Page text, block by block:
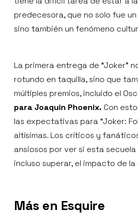
predecesora, que no solo fue
sino también un fenómeno
La primera entrega de “Joker”
rotundo en taquilla, sino que
múltiples premios, incluido el
para Joaquin Phoenix. Con
las expectativas para “Joker:
altísimas. Los críticos y
ansiosos por ver si esta secuela
incluso superar, el impacto de la
Más en Esquire